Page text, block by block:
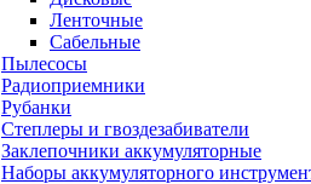
Ленточные
Сабельные
Пылесосы
Радиоприемники
Рубанки
Степлеры и гвоздезабиватели
Заклепочники аккумуляторные
Наборы аккумуляторного